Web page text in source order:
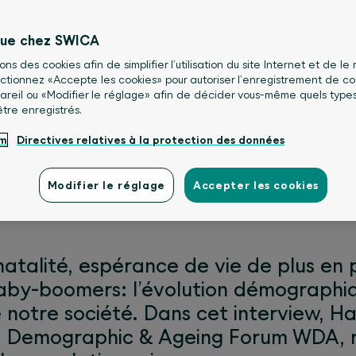
et ses
espérance de vie de plus en
boomers: l’évolution
société. Dans cet interview,
& Ageing Forum WDA,
chez SWICA
des cookies afin de simplifier l’utilisation du site Internet et de le
«Accepte les cookies» pour autoriser l’enregistrement de
ou «Modifier le réglage» afin de décider vous-même quels
enregistrés.
Directives relatives à la protection des données
Modifier le réglage Accepter les cookies